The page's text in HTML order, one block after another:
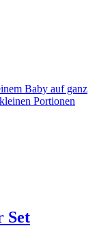
Baby auf ganz
Portionen
Set